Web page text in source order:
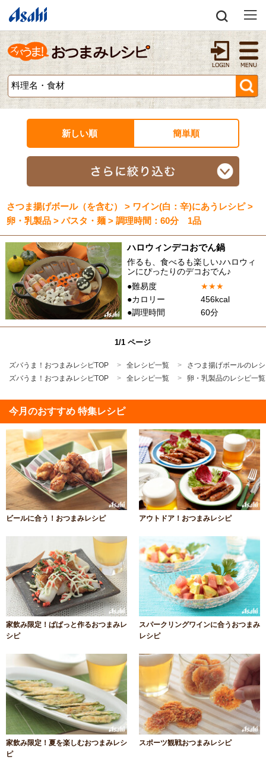
新しい順 簡単順
さつま揚げボール（を含む） > ワイン(白：辛)にあうレシピ >
卵・乳製品 > パスタ・麺 > 調理時間：60分 1品
ハロウィンデコおでん鍋
作るも、食べるも楽しい♪ハロウィ
ンにぴったりのデコおでん♪
●難易度
★★★
●カロリー
456kcal
●調理時間
60分
1/1 ページ
ズバうま！おつまみレシピTOP 全レシピ一覧
さつま揚げボールのレ
ズバうま！おつまみレシピTOP
全レシピ一覧 卵・乳製品のレシピ一覧
今月のおすすめ 特集レシピ
ビールに合う！おつまみレシピ アウトドア！おつまみレシピ
家飲み限定！ぱぱっと作るおつまみレ
シピ
スパークリングワインに合うおつまみ
レシピ
家飲み限定！夏を楽しむおつまみレシ
ピ
スポーツ観戦おつまみレシピ